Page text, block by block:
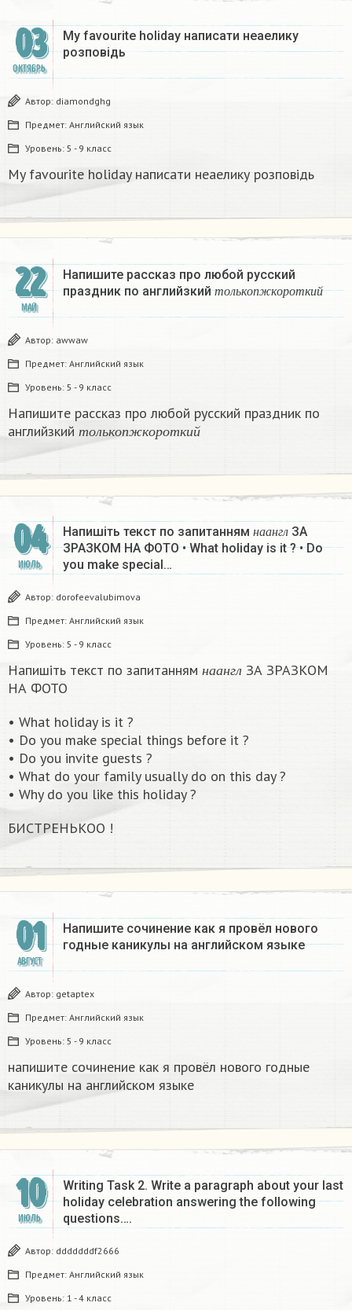
03
ОКТЯБРЬ
My favourite holiday написати неаелику
розповідь
Автор: diamondghg
Предмет: Английский язык
Уровень: 5 - 9 класс
My favourite holiday написати неаелику розповідь
22
МАЙ
Напишите рассказ про любой русский
праздник по английзкийт ол ьк о п ж к о р о т ки й
толь копжко т
Автор: awwaw
Предмет: Английский язык
Уровень: 5 - 9 класс
Напишите рассказ про любой русский праздник по
английзкий
т ол ьк о п ж к о р о т к и й
толькопжкорот кий
04
ИЮЛЬ
Напишіть текст по запитанням н а а н гл
наангл
ЗА
ЗРАЗКОМ НА ФОТО • What holiday is it ? • Do
you make special…
Автор: dorofeevalubimova
Предмет: Английский язык
Уровень: 5 - 9 класс
Напишіть текст по запитанням н а а н гл
ЗА ЗРАЗКОМ
НА ФОТО
• What holiday is it ?
• Do you make special things before it ?
• Do you invite guests ?
• What do your family usually do on this day ?
• Why do you like this holiday ?​
БИСТРЕНЬКОО !
01
АВГУСТ
Напишите сочинение как я провёл нового
годные каникулы на английском языке​
Автор: getaptex
Предмет: Английский язык
Уровень: 5 - 9 класс
напишите сочинение как я провёл нового годные
каникулы на английском языке​
10
ИЮЛЬ
Writing Task 2. Write a paragraph about your last
holiday celebration answering the following
questions….
Автор: dddddddf2666
Предмет: Английский язык
Уровень: 1 - 4 класс